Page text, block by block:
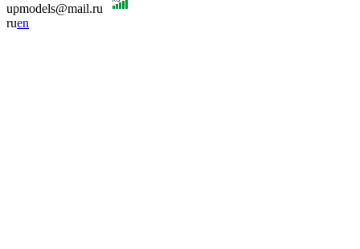
upmodels@mail.ru
ruen